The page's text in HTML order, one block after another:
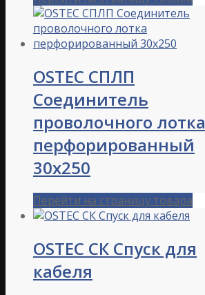
OSTEC СПЛП
Соединитель
проволочного лотка
перфорированный
30х250
Перейти на страницу товара
OSTEC СК Спуск для
кабеля